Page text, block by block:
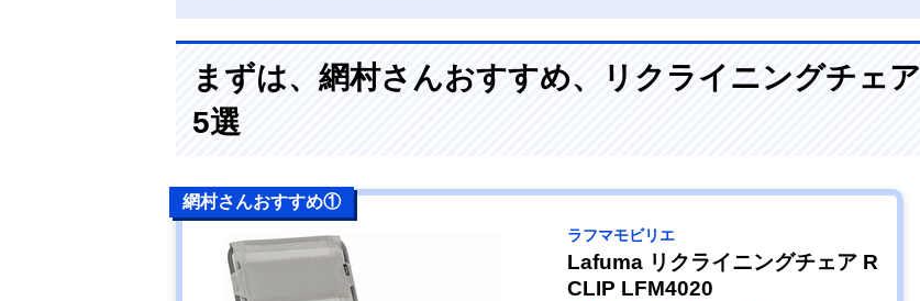
まずは、網村さんおすすめ、リクライニングチェア
5選
網村さんおすすめ①
ラフマモビリエ
Lafuma リクライニングチェア R
CLIP LFM4020